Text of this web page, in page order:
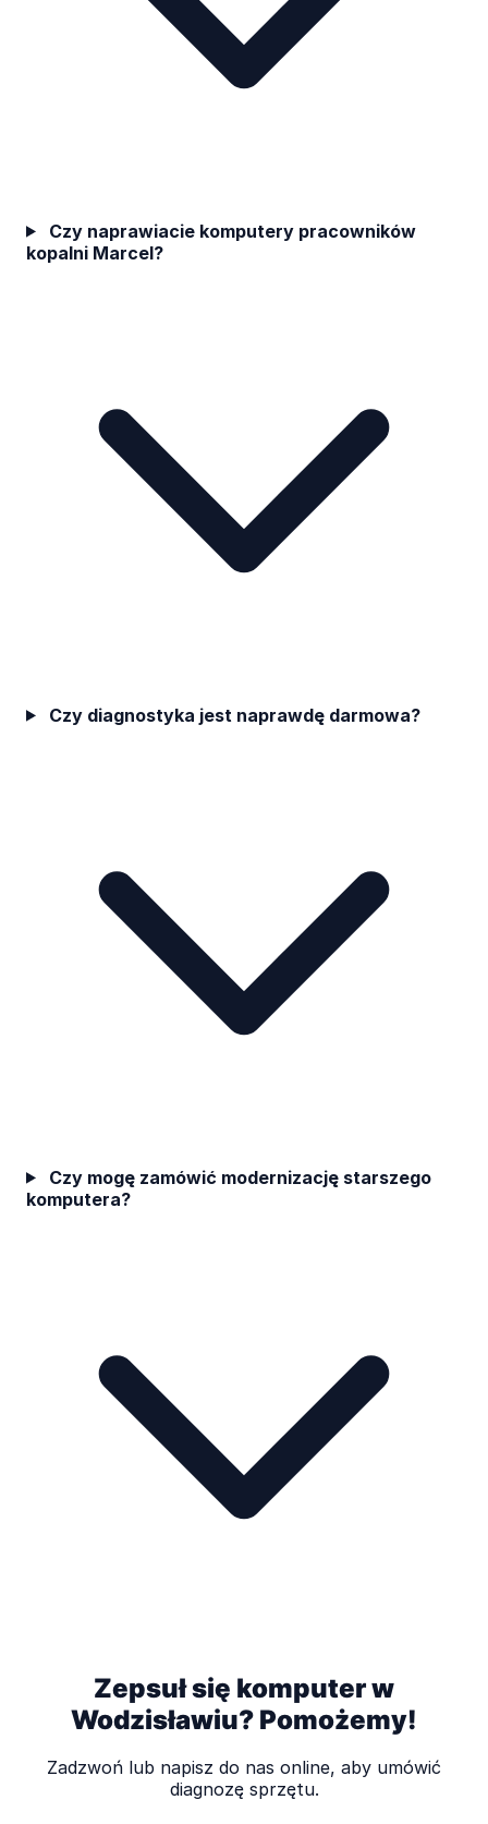
Czy naprawiacie komputery pracowników
kopalni Marcel?
Czy diagnostyka jest naprawdę darmowa?
Czy mogę zamówić modernizację starszego
komputera?
Zepsuł się komputer w
Wodzisławiu? Pomożemy!
Zadzwoń lub napisz do nas online, aby umówić
diagnozę sprzętu.